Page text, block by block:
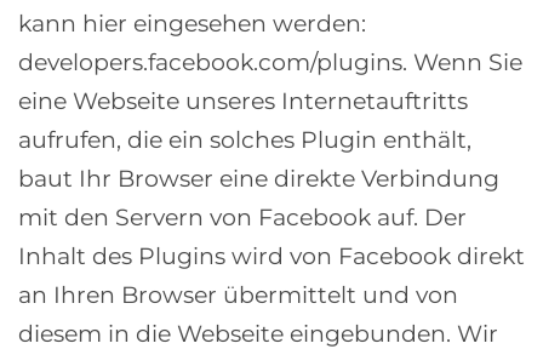
kann hier eingesehen werden:
developers.facebook.com/plugins. Wenn Sie
eine Webseite unseres Internetauftritts
aufrufen, die ein solches Plugin enthält,
baut Ihr Browser eine direkte Verbindung
mit den Servern von Facebook auf. Der
Inhalt des Plugins wird von Facebook direkt
an Ihren Browser übermittelt und von
diesem in die Webseite eingebunden. Wir